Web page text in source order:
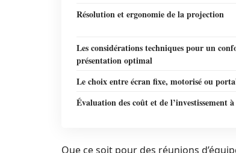
Résolution et ergonomie de la projection
Les considérations techniques pour un
présentation optimal
Le choix entre écran fixe, motorisé ou
Évaluation des coût et de l’investissement
Que ce soit pour des réunions